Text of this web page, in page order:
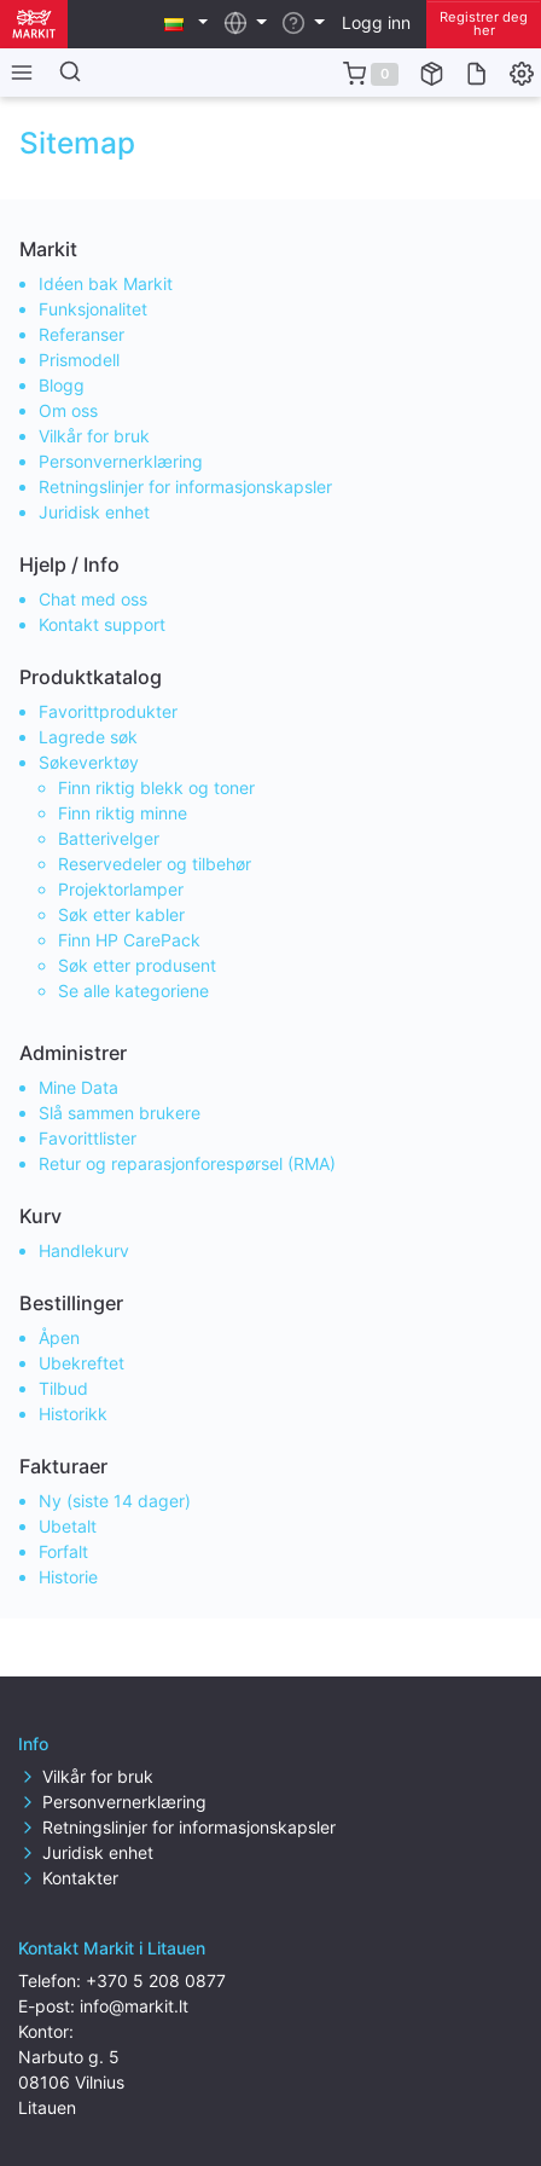
Logg inn Registrer deg
her
0
Sitemap
Markit
Idéen bak Markit
Funksjonalitet
Referanser
Prismodell
Blogg
Om oss
Vilkår for bruk
Personvernerklæring
Retningslinjer for informasjonskapsler
Juridisk enhet
Hjelp / Info
Chat med oss
Kontakt support
Produktkatalog
Favorittprodukter
Lagrede søk
Søkeverktøy
Finn riktig blekk og toner
Finn riktig minne
Batterivelger
Reservedeler og tilbehør
Projektorlamper
Søk etter kabler
Finn HP CarePack
Søk etter produsent
Se alle kategoriene
Administrer
Mine Data
Slå sammen brukere
Favorittlister
Retur og reparasjonforespørsel (RMA)
Kurv
Handlekurv
Bestillinger
Åpen
Ubekreftet
Tilbud
Historikk
Fakturaer
Ny (siste 14 dager)
Ubetalt
Forfalt
Historie
Info
Vilkår for bruk
Personvernerklæring
Retningslinjer for informasjonskapsler
Juridisk enhet
Kontakter
Kontakt Markit i Litauen
Telefon: +370 5 208 0877
E-post: info@markit.lt
Kontor:
Narbuto g. 5
08106 Vilnius
Litauen